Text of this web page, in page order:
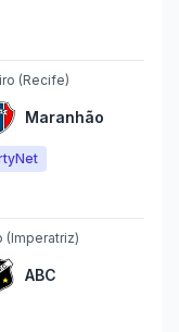
(Recife)
Maranhão
(Imperatriz)
ABC